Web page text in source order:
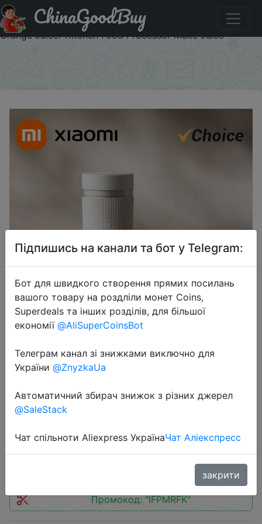
Придбати по знижці IFPMRFK XIAOMI MIJIA Portable
Juicer Cup 2 MJZZB02PL Electric Fruit Blender Machine
Orange Juicer Kitchen Food Processor Make Juice
ChinaGoodBuy
XIAOMI MIJIA Portable Juicer Cup 2
MJZZB02PL Electric Fruit Blender
Machine Orange Juicer Kitchen
Food Processor Make Juice
$19.23
Промокод:"IFPMRFK"
Підпишись на канали та бот у Telegram:
Бот для швидкого створення прямих посилань
вашого товару на роздліли монет Coins,
Superdeals та інших розділів, для більшої
економії @AliSuperCoinsBot
Телеграм канал зі знижками виключно для
України @ZnyzkaUa
Автоматичний збирач знижок з різних джерел
@SaleStack
Чат спільноти Aliexpress УкраїнаЧат Аліекспресс
закрити